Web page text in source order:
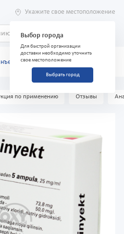
Укажите свое местоположение
Выбор города
Для быстрой организации
доставки необходимо уточнить
свое местоположение
Выбрать город
25 мг/мл 2 мл №5
по применению Отзывы